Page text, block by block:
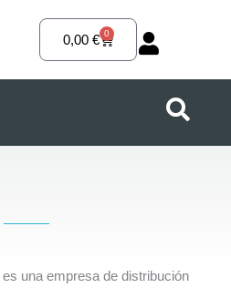
0,00€ 0
Carrito
es una empresa de distribución